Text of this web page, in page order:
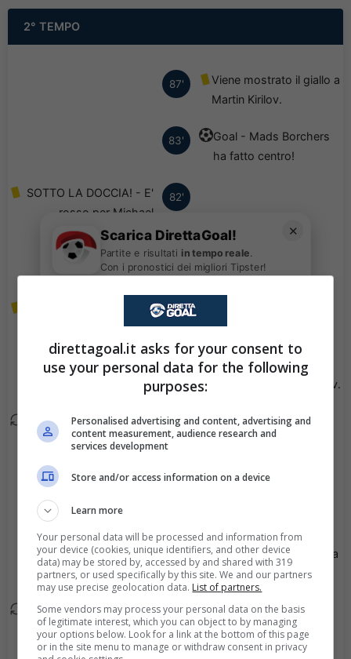
2° TEMPO
87'
Viene mostrato il giallo a
Martin Kirilov.
83'
Goal - Mads Borchers
ha fatto centro!
82'
SOTTO LA DOCCIA! - E'
rosso per Michael
Ogungbaro. Tante le
proteste delle
compagne.
78'
Viene mostrato il giallo a
Oliver Kass Kawo.
77'
Teemu Pukki esce, al
suo posto Martin Kirilov.
72'
Johan Brunell esce, al
suo posto Adam
64'
Goal - Miska Ylitolva ha
fatto centro!
59'
Ville Vuorinen esce, al
suo posto Rudi
Vikstroem.
✕
Scarica DirettaGoal!
Partite e risultati in tempo reale.
Con i pronostici dei migliori Tipster!
Scarica su Google Play
direttagoal.it asks for your consent to
use your personal data for the following
purposes:
Personalised advertising and content, advertising and
content measurement, audience research and
services development
Store and/or access information on a device
Learn more
Your personal data will be processed and information from
your device (cookies, unique identifiers, and other device
data) may be stored by, accessed by and shared with 319
partners, or used specifically by this site. We and our partners
may use precise geolocation data. List of partners.
Some vendors may process your personal data on the basis
of legitimate interest, which you can object to by managing
your options below. Look for a link at the bottom of this page
or in the site menu to manage or withdraw consent in privacy